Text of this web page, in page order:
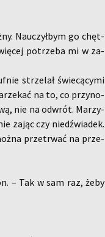
Na­uczył­bym go chęt­
po­trze­ba mi w za­
strze­lał świe­cą­cy­mi
na to, co przy­no­
nie na od­wrót. Ma­rzy­
zając czy niedź­wia­dek.
prze­trwać na prze­
– Tak w sam raz, żeby